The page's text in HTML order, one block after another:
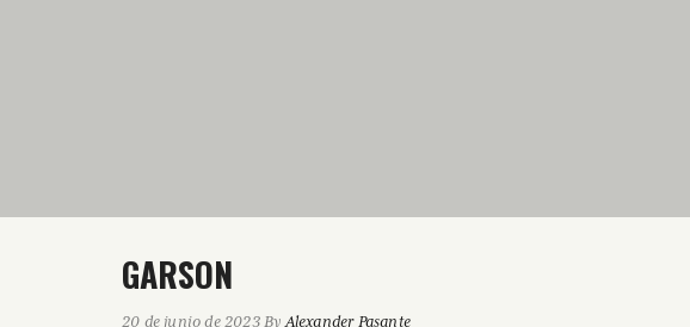
GARSON
20 de junio de 2023 ByAlexander Pasante